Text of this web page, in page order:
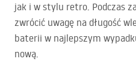
jak i w stylu retro. Podczas
zwrócić uwagę na długość
baterii w najlepszym
nową.